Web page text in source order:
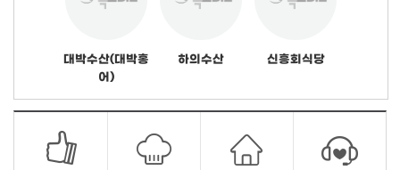
대박수산(대박홍
어)
하의수산 신흥회식당